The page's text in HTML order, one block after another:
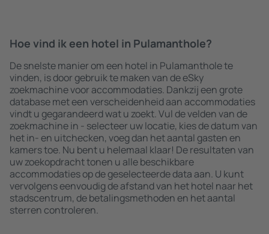
Hoe vind ik een hotel in Pulamanthole?
De snelste manier om een hotel in Pulamanthole te
vinden, is door gebruik te maken van de eSky
zoekmachine voor accommodaties. Dankzij een grote
database met een verscheidenheid aan accommodaties
vindt u gegarandeerd wat u zoekt. Vul de velden van de
zoekmachine in - selecteer uw locatie, kies de datum van
het in- en uitchecken, voeg dan het aantal gasten en
kamers toe. Nu bent u helemaal klaar! De resultaten van
uw zoekopdracht tonen u alle beschikbare
accommodaties op de geselecteerde data aan. U kunt
vervolgens eenvoudig de afstand van het hotel naar het
stadscentrum, de betalingsmethoden en het aantal
sterren controleren.